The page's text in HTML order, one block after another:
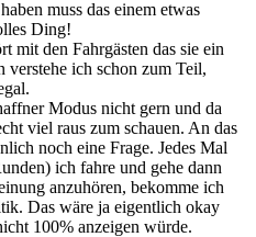
muss das einem etwas
Ding!
mit den Fahrgästen das sie ein
verstehe ich schon zum Teil,
Modus nicht gern und da
viel raus zum schauen. An das
noch eine Frage. Jedes Mal
ich fahre und gehe dann
anzuhören, bekomme ich
Das wäre ja eigentlich okay
100% anzeigen würde.